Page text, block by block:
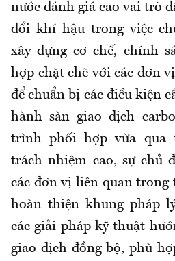
nước đánh giá cao vai trò
đổi khí hậu trong việc
xây dựng cơ chế, chính
hợp chặt chẽ với các đơn
để chuẩn bị các điều kiện
hành sàn giao dịch
trình phối hợp vừa qua
trách nhiệm cao, sự chủ
các đơn vị liên quan
hoàn thiện khung pháp
các giải pháp kỹ thuật
giao dịch đồng bộ, phù